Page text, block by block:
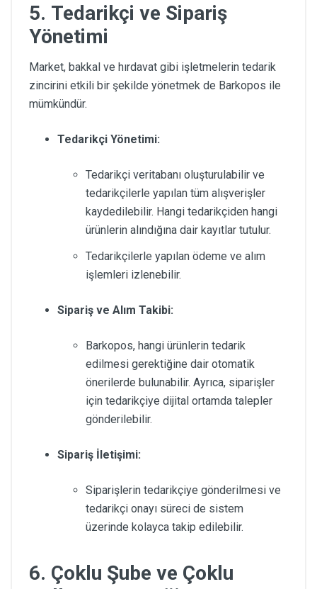
5. Tedarikçi ve Sipariş
Yönetimi
Market, bakkal ve hırdavat gibi işletmelerin tedarik
zincirini etkili bir şekilde yönetmek de Barkopos ile
mümkündür.
Tedarikçi Yönetimi:
Tedarikçi veritabanı oluşturulabilir ve
tedarikçilerle yapılan tüm alışverişler
kaydedilebilir. Hangi tedarikçiden hangi
ürünlerin alındığına dair kayıtlar tutulur.
Tedarikçilerle yapılan ödeme ve alım
işlemleri izlenebilir.
Sipariş ve Alım Takibi:
Barkopos, hangi ürünlerin tedarik
edilmesi gerektiğine dair otomatik
önerilerde bulunabilir. Ayrıca, siparişler
için tedarikçiye dijital ortamda talepler
gönderilebilir.
Sipariş İletişimi:
Siparişlerin tedarikçiye gönderilmesi ve
tedarikçi onayı süreci de sistem
üzerinde kolayca takip edilebilir.
6. Çoklu Şube ve Çoklu